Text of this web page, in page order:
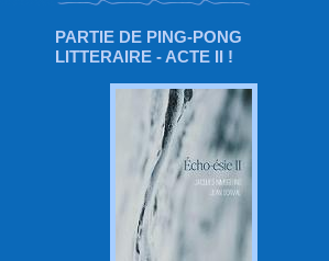
PARTIE DE PING-PONG
LITTERAIRE - ACTE II !